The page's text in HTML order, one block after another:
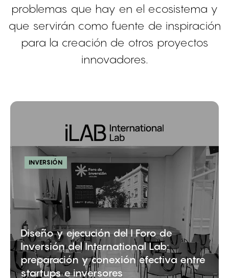
problemas que hay en el ecosistema y
que servirán como fuente de inspiración
para la creación de otros proyectos
innovadores.
INVERSIÓN
Diseño y ejecución del I Foro de
Inversión del International Lab:
preparación y conexión efectiva entre
startups e inversores